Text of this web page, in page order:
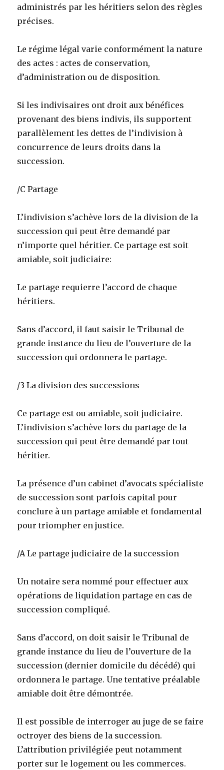
administrés par les héritiers selon des règles
précises.
Le régime légal varie conformément la nature
des actes : actes de conservation,
d’administration ou de disposition.
Si les indivisaires ont droit aux bénéfices
provenant des biens indivis, ils supportent
parallèlement les dettes de l’indivision à
concurrence de leurs droits dans la
succession.
/C Partage
L’indivision s’achève lors de la division de la
succession qui peut être demandé par
n’importe quel héritier. Ce partage est soit
amiable, soit judiciaire:
Le partage requierre l’accord de chaque
héritiers.
Sans d’accord, il faut saisir le Tribunal de
grande instance du lieu de l’ouverture de la
succession qui ordonnera le partage.
/3 La division des successions
Ce partage est ou amiable, soit judiciaire.
L’indivision s’achève lors du partage de la
succession qui peut être demandé par tout
héritier.
La présence d’un cabinet d’avocats spécialiste
de succession sont parfois capital pour
conclure à un partage amiable et fondamental
pour triompher en justice.
/A Le partage judiciaire de la succession
Un notaire sera nommé pour effectuer aux
opérations de liquidation partage en cas de
succession compliqué.
Sans d’accord, on doit saisir le Tribunal de
grande instance du lieu de l’ouverture de la
succession (dernier domicile du décédé) qui
ordonnera le partage. Une tentative préalable
amiable doit être démontrée.
Il est possible de interroger au juge de se faire
octroyer des biens de la succession.
L’attribution privilégiée peut notamment
porter sur le logement ou les commerces.